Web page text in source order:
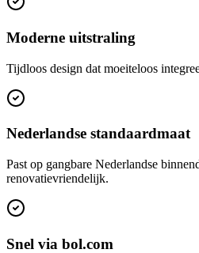
Moderne uitstraling
Tijdloos design dat moeiteloos
Nederlandse standaardmaat
Past op gangbare Nederlandse
renovatievriendelijk.
Snel via bol.com